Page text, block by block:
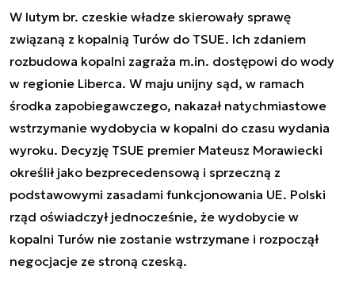
W lutym br. czeskie władze skierowały sprawę
związaną z kopalnią Turów do TSUE. Ich zdaniem
rozbudowa kopalni zagraża m.in. dostępowi do wody
w regionie Liberca. W maju unijny sąd, w ramach
środka zapobiegawczego, nakazał natychmiastowe
wstrzymanie wydobycia w kopalni do czasu wydania
wyroku. Decyzję TSUE premier Mateusz Morawiecki
określił jako bezprecedensową i sprzeczną z
podstawowymi zasadami funkcjonowania UE. Polski
rząd oświadczył jednocześnie, że wydobycie w
kopalni Turów nie zostanie wstrzymane i rozpoczął
negocjacje ze stroną czeską.